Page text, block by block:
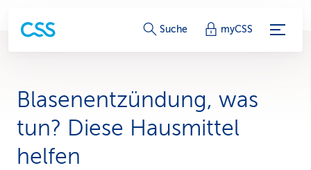
S
v
i
Suche myCSS
Blasenentzündung, was
tun? Diese Hausmittel
helfen